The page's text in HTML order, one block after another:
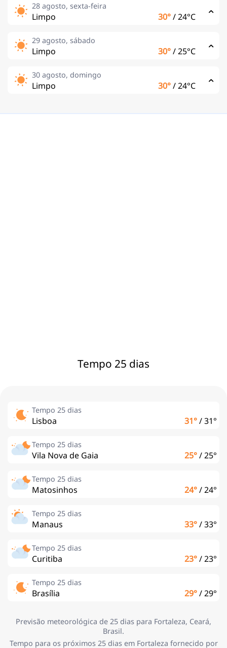
28 agosto, sexta-feira
Limpo 30°/24°C
29 agosto, sábado
Limpo 30°/25°C
30 agosto, domingo
Limpo 30°/24°C
Tempo 25 dias
Tempo 25 dias
Lisboa 31°/31°
Tempo 25 dias
Vila Nova de Gaia 25°/25°
Tempo 25 dias
Matosinhos 24°/24°
Tempo 25 dias
Manaus 33°/33°
Tempo 25 dias
Curitiba 23°/23°
Tempo 25 dias
Brasília 29°/29°
Previsão meteorológica de 25 dias para Fortaleza, Ceará,
Brasil.
Tempo para os próximos 25 dias em Fortaleza fornecido por